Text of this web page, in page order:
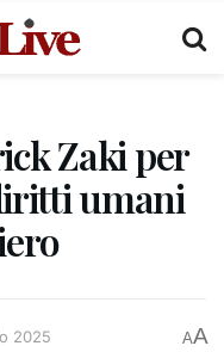
Zaki per
umani
2025 AA